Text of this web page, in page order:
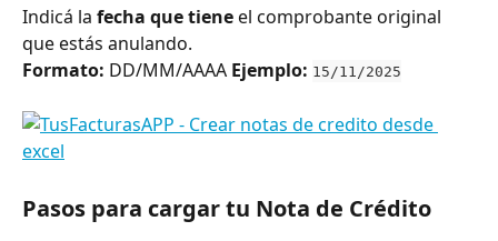
Indicá la fecha que tiene el comprobante original
que estás anulando.
Formato: DD/MM/AAAA Ejemplo: 15/11/2025
Pasos para cargar tu Nota de Crédito